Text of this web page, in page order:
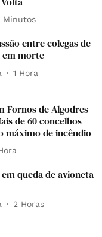
Minutos
entre colegas de
em morte
1 Hora
Fornos de Algodres
de 60 concelhos
máximo de incêndio
queda de avioneta
2 Horas